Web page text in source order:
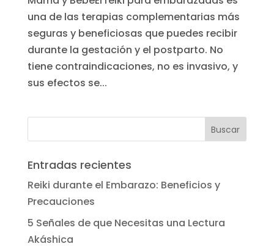
una de las terapias complementarias más
seguras y beneficiosas que puedes recibir
durante la gestación y el postparto. No
tiene contraindicaciones, no es invasivo, y
sus efectos se...
Entradas recientes
Reiki durante el Embarazo: Beneficios y
Precauciones
5 Señales de que Necesitas una Lectura
Akáshica